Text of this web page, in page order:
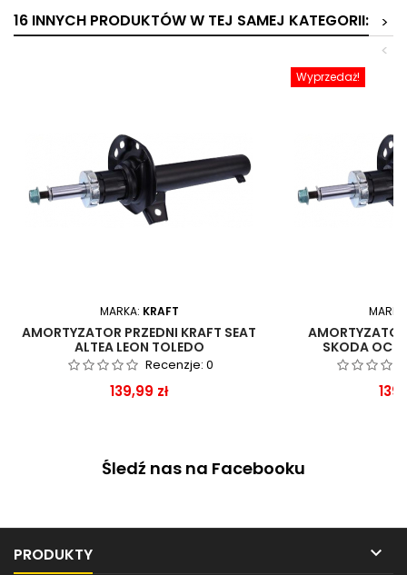
16 INNYCH PRODUKTÓW W TEJ SAMEJ KATEGORII:
>
<
MARKA: KRAFT
AMORTYZATOR PRZEDNI KRAFT SEAT
ALTEA LEON TOLEDO
Recenzje: 0
Cena
139,99 zł
Wyprzedaż!
SKODA
Śledź nas na Facebooku
PRODUKTY 